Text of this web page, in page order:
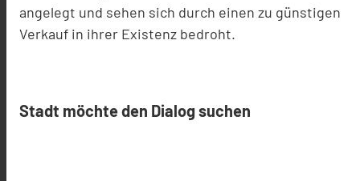
angelegt und sehen sich durch einen zu günstigen
Verkauf in ihrer Existenz bedroht.
Stadt möchte den Dialog suchen